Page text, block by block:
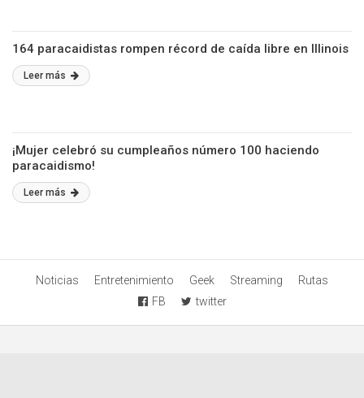
164 paracaidistas rompen récord de caída libre en Illinois
Leer más
¡Mujer celebró su cumpleaños número 100 haciendo
paracaidismo!
Leer más
Noticias Entretenimiento Geek Streaming
Rutas
FB
twitter